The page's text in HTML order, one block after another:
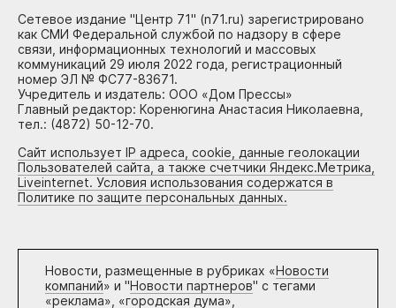
Сетевое издание "Центр 71" (n71.ru) зарегистрировано
как СМИ Федеральной службой по надзору в сфере
связи, информационных технологий и массовых
коммуникаций 29 июля 2022 года, регистрационный
номер ЭЛ № ФС77-83671.
Учредитель и издатель: ООО «Дом Прессы»
Главный редактор: Коренюгина Анастасия Николаевна,
тел.: (4872) 50-12-70.
Сайт использует IP адреса, cookie, данные геолокации
Пользователей сайта, а также счетчики Яндекс.Метрика,
Liveinternet. Условия использования содержатся в
Политике по защите персональных данных.
Новости, размещенные в рубриках «Новости
компаний» и "Новости партнеров" с тегами
«реклама», «городская дума»,